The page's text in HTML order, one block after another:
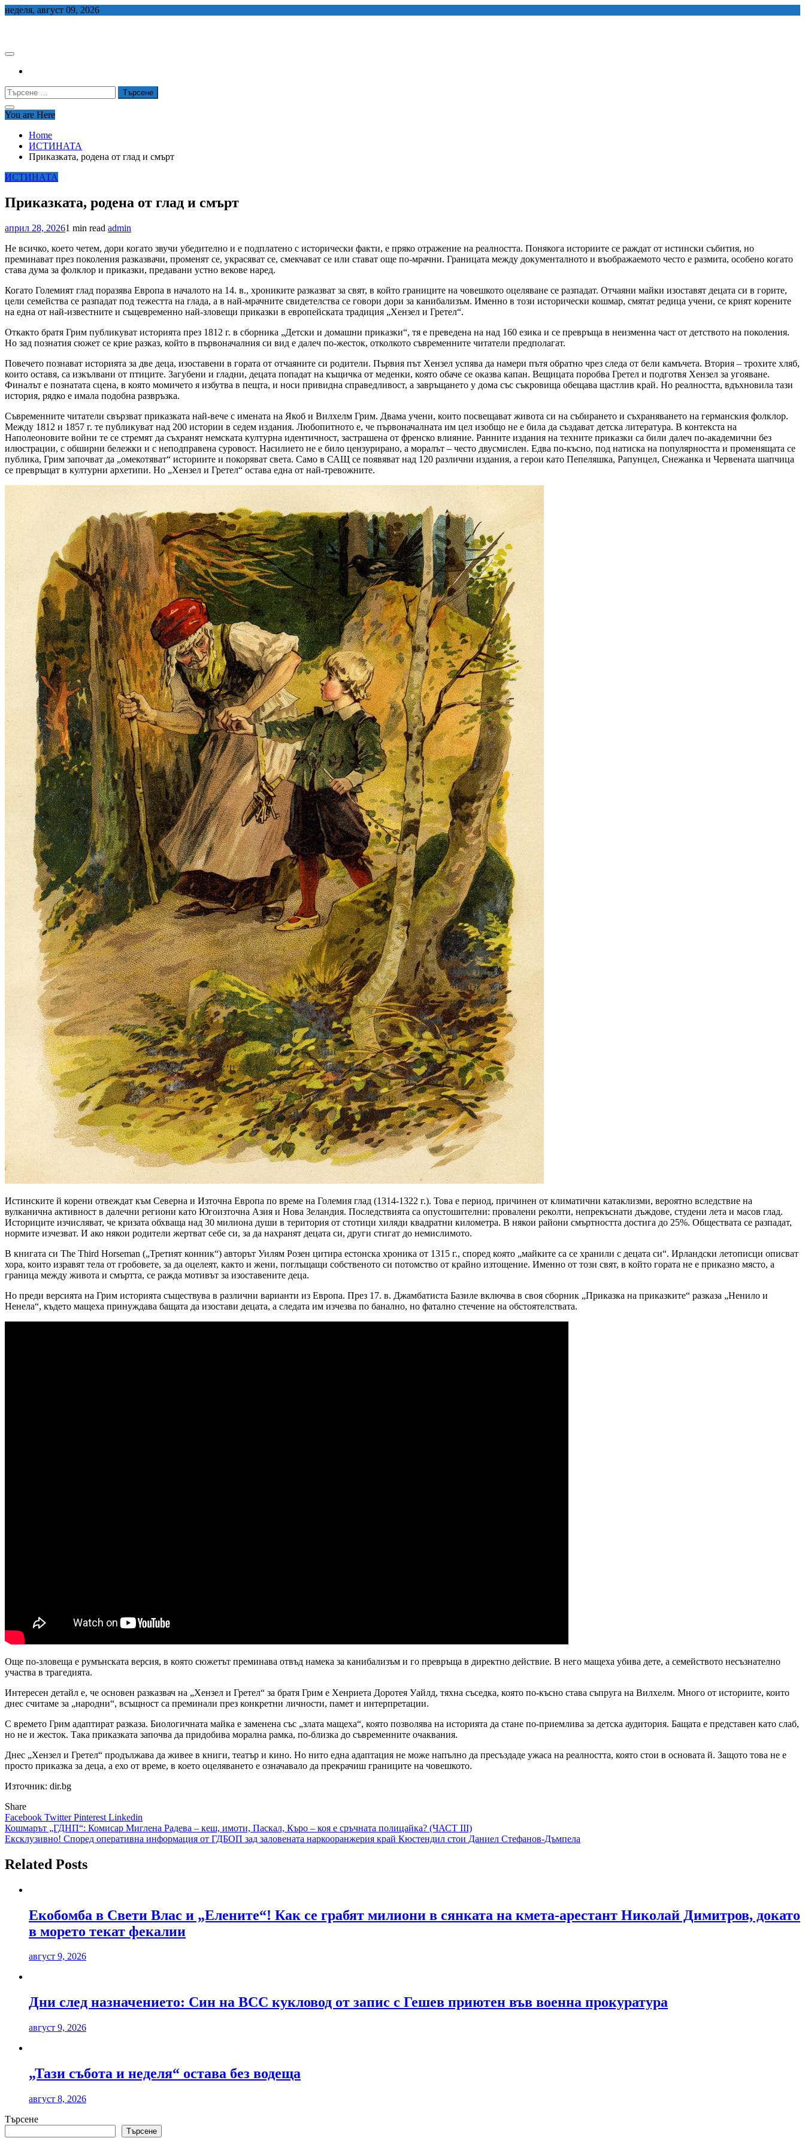
Skip
неделя, август 09, 2026
Търсене
за:
You are Here
Home
ИСТИНАТА
Приказката, родена от глад и смърт
ИСТИНАТА
Приказката, родена от глад и смърт
април 28, 20261 min read admin
Не всичко, което четем, дори когато звучи убедително и е подплатено с исторически факти, е пряко отражение на реалността. Понякога историите се раждат от истински събития, но
преминават през поколения разказвачи, променят се, украсяват се, смекчават се или стават още по-мрачни. Границата между документалното и въображаемото често е размита, особено когато
става дума за фолклор и приказки, предавани устно векове наред.
Когато Големият глад поразява Европа в началото на 14. в., хрониките разказват за свят, в който границите на човешкото оцеляване се разпадат. Отчаяни майки изоставят децата си в горите,
цели семейства се разпадат под тежестта на глада, а в най-мрачните свидетелства се говори дори за канибализъм. Именно в този исторически кошмар, смятат редица учени, се крият корените
на една от най-известните и същевременно най-зловещи приказки в европейската традиция „Хензел и Гретел“.
Откакто братя Грим публикуват историята през 1812 г. в сборника „Детски и домашни приказки“, тя е преведена на над 160 езика и се превръща в неизменна част от детството на поколения.
Но зад познатия сюжет се крие разказ, който в първоначалния си вид е далеч по-жесток, отколкото съвременните читатели предполагат.
Повечето познават историята за две деца, изоставени в гората от отчаяните си родители. Първия път Хензел успява да намери пътя обратно чрез следа от бели камъчета. Втория – трохите хляб,
които оставя, са изкълвани от птиците. Загубени и гладни, децата попадат на къщичка от меденки, която обаче се оказва капан. Вещицата поробва Гретел и подготвя Хензел за угояване.
Финалът е познатата сцена, в която момичето я избутва в пещта, и носи привидна справедливост, а завръщането у дома със съкровища обещава щастлив край. Но реалността, вдъхновила тази
история, рядко е имала подобна развръзка.
Съвременните читатели свързват приказката най-вече с имената на Якоб и Вилхелм Грим. Двама учени, които посвещават живота си на събирането и съхраняването на германския фолклор.
Между 1812 и 1857 г. те публикуват над 200 истории в седем издания. Любопитното е, че първоначалната им цел изобщо не е била да създават детска литература. В контекста на
Наполеоновите войни те се стремят да съхранят немската културна идентичност, застрашена от френско влияние. Ранните издания на техните приказки са били далеч по-академични без
илюстрации, с обширни бележки и с неподправена суровост. Насилието не е било цензурирано, а моралът – често двусмислен. Едва по-късно, под натиска на популярността и променящата се
публика, Грим започват да „омекотяват“ историите и покоряват света. Само в САЩ се появяват над 120 различни издания, а герои като Пепеляшка, Рапунцел, Снежанка и Червената шапчица
се превръщат в културни архетипи. Но „Хензел и Гретел“ остава една от най-тревожните.
Истинските й корени отвеждат към Северна и Източна Европа по време на Големия глад (1314-1322 г.). Това е период, причинен от климатични катаклизми, вероятно вследствие на
вулканична активност в далечни региони като Югоизточна Азия и Нова Зеландия. Последствията са опустошителни: провалени реколти, непрекъснати дъждове, студени лета и масов глад.
Историците изчисляват, че кризата обхваща над 30 милиона души в територия от стотици хиляди квадратни километра. В някои райони смъртността достига до 25%. Обществата се разпадат,
нормите изчезват. И ако някои родители жертват себе си, за да нахранят децата си, други стигат до немислимото.
В книгата си The Third Horseman („Третият конник“) авторът Уилям Розен цитира естонска хроника от 1315 г., според която „майките са се хранили с децата си“. Ирландски летописци описват
хора, които изравят тела от гробовете, за да оцелеят, както и жени, поглъщащи собственото си потомство от крайно изтощение. Именно от този свят, в който гората не е приказно място, а
граница между живота и смъртта, се ражда мотивът за изоставените деца.
Но преди версията на Грим историята съществува в различни варианти из Европа. През 17. в. Джамбатиста Базиле включва в своя сборник „Приказка на приказките“ разказа „Ненило и
Ненела“, където мащеха принуждава бащата да изостави децата, а следата им изчезва по банално, но фатално стечение на обстоятелствата.
Още по-зловеща е румънската версия, в която сюжетът преминава отвъд намека за канибализъм и го превръща в директно действие. В него мащеха убива дете, а семейството несъзнателно
участва в трагедията.
Интересен детайл е, че основен разказвач на „Хензел и Гретел“ за братя Грим е Хенриета Доротея Уайлд, тяхна съседка, която по-късно става съпруга на Вилхелм. Много от историите, които
днес считаме за „народни“, всъщност са преминали през конкретни личности, памет и интерпретации.
С времето Грим адаптират разказа. Биологичната майка е заменена със „злата мащеха“, която позволява на историята да стане по-приемлива за детска аудитория. Бащата е представен като слаб,
но не и жесток. Така приказката започва да придобива морална рамка, по-близка до съвременните очаквания.
Днес „Хензел и Гретел“ продължава да живее в книги, театър и кино. Но нито една адаптация не може напълно да пресъздаде ужаса на реалността, която стои в основата й. Защото това не е
просто приказка за деца, а ехо от време, в което оцеляването е означавало да прекрачиш границите на човешкото.
Източник: dir.bg
Share
Facebook TwitterPinterest Linkedin
Навигация
Кошмарът „ГДНП“: Комисар Миглена Радева – кеш, имоти, Паскал, Къро – коя е сръчната полицайка? (ЧАСТ III)
Ексклузивно! Според оперативна информация от ГДБОП зад заловената наркооранжерия край Кюстендил стои Даниел Стефанов-Дъмпела
Related Posts
Екобомба в Свети Влас и „Елените“! Как се грабят милиони в сянката на кмета-арестант Николай Димитров, докато
в морето текат фекалии
август 9, 2026
Дни след назначението: Син на ВСС кукловод от запис с Гешев приютен във военна прокуратура
август 9, 2026
„Тази събота и неделя“ остава без водеща
август 8, 2026
Търсене
Търсене